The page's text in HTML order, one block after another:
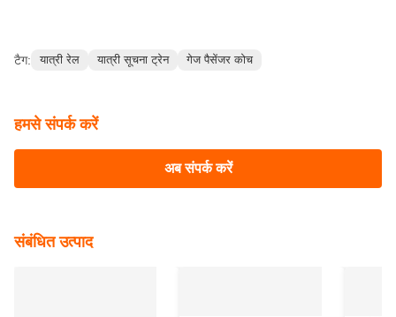
टैग: यात्री रेल यात्री सूचना ट्रेन गेज पैसेंजर कोच
हमसे संपर्क करें
अब संपर्क करें
संबंधित उत्पाद